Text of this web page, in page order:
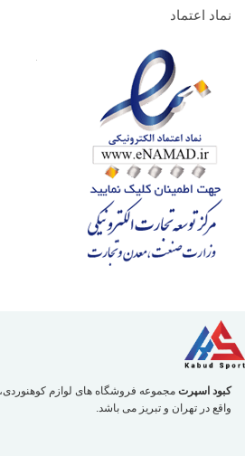
نماد اعتماد
کبود اسپرت مجموعه فروشگاه های لوازم
واقع در تهران و تبریز می باشد.